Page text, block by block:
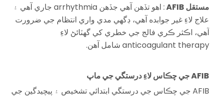
مستقل AFIB
: اهو تڏهن آهي جڏهن arrhythmia جاري آهي ۽
علاج لاءِ غير جوابده آهي، ڊگهي مدي واري انتظام جي ضرورت
آهي، اڪثر ڪري فالج جي خطري کي گهٽائڻ لاءِ
anticoagulant therapy شامل آهن.
AFIB جي چڪاس لاءِ درستگي جي ماپ
AFIB جي چڪاس جي درستگي ابتدائي تشخيص ۽ پيچيدگين جي